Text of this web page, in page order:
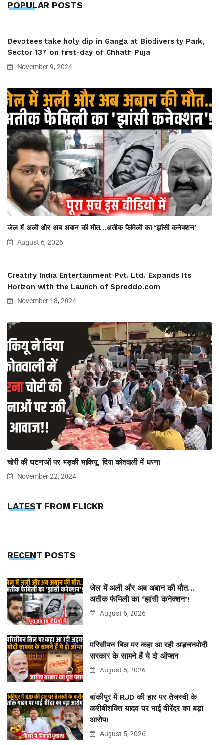
POPULAR POSTS
Devotees take holy dip in Ganga at Biodiversity Park,
Sector 137 on first-day of Chhath Puja
November 9, 2024
जेल में अली और अब अबान की मौत…अतीक फैमिली का ‘झांसी कनेक्शन’!
August 6, 2026
Creatify India Entertainment Pvt. Ltd. Expands Its
Horizon with the Launch of Spreddo.com
November 18, 2024
चोरी की घटनाओं पर भड़की भाकियू, दिया कोतवाली में धरना
November 22, 2024
LATEST FROM FLICKR
RECENT POSTS
जेल में अली और अब अबान की मौत…
अतीक फैमिली का ‘झांसी कनेक्शन’!
August 6, 2026
परिसीमन बिल पर कहा आ रही अड़चनमोदी
सरकार के सामने हैं ये दो ऑप्शन
August 5, 2026
बांकीपुर में RJD की हार पर तेजस्वी के
करीबीशक्ति यादव पर भाई वीरेंदर का बड़ा
आरोप!
August 5, 2026